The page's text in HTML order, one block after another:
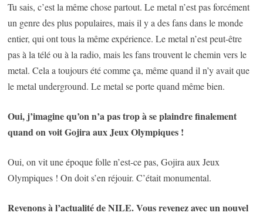
Tu sais, c’est la même chose partout. Le metal n’est pas forcément
un genre des plus populaires, mais il y a des fans dans le monde
entier, qui ont tous la même expérience. Le metal n’est peut-être
pas à la télé ou à la radio, mais les fans trouvent le chemin vers le
metal. Cela a toujours été comme ça, même quand il n’y avait que
le metal underground. Le metal se porte quand même bien.
Oui, j’imagine qu’on n’a pas trop à se plaindre finalement
quand on voit Gojira aux Jeux Olympiques !
Oui, on vit une époque folle n’est-ce pas, Gojira aux Jeux
Olympiques ! On doit s’en réjouir. C’était monumental.
Revenons à l’actualité de NILE. Vous revenez avec un nouvel